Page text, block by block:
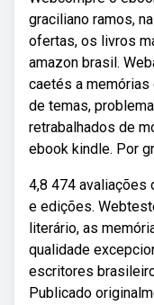
graciliano ramos,
ofertas, os livros
amazon brasil.
caetés a memórias
de temas,
retrabalhados de
ebook kindle. Por
4,8 474 avaliações
e edições.
literário, as
qualidade
escritores
Publicado